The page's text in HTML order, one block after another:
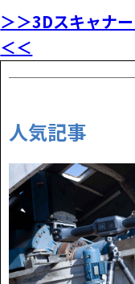
人気記事
＞＞3Dスキャナ
＜＜